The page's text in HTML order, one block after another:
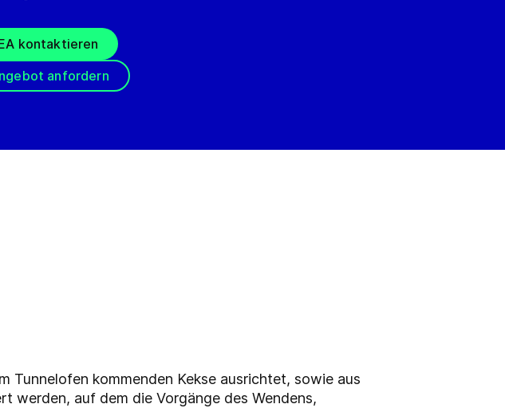
kontaktieren
anfordern
Tunnelofen kommenden Kekse ausrichtet, sowie aus
werden, auf dem die Vorgänge des Wendens,